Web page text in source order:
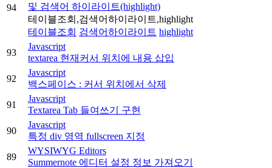
94
및 검색어 하이라이트(highlight)
테이블조회,검색어하이라이트,highlight
테이블조회 검색어하이라이트 highlight
93
Javascript
textarea 현재커서 위치에 내용 삽입
92
Javascript
백스페이스 : 커서 위치에서 삭제
91
Javascript
Textarea Tab 들여쓰기 구현
90
Javascript
특정 div 영역 fullscreen 지정
89
WYSIWYG Editors
Summernote 에디터 설정 정보 가져오기